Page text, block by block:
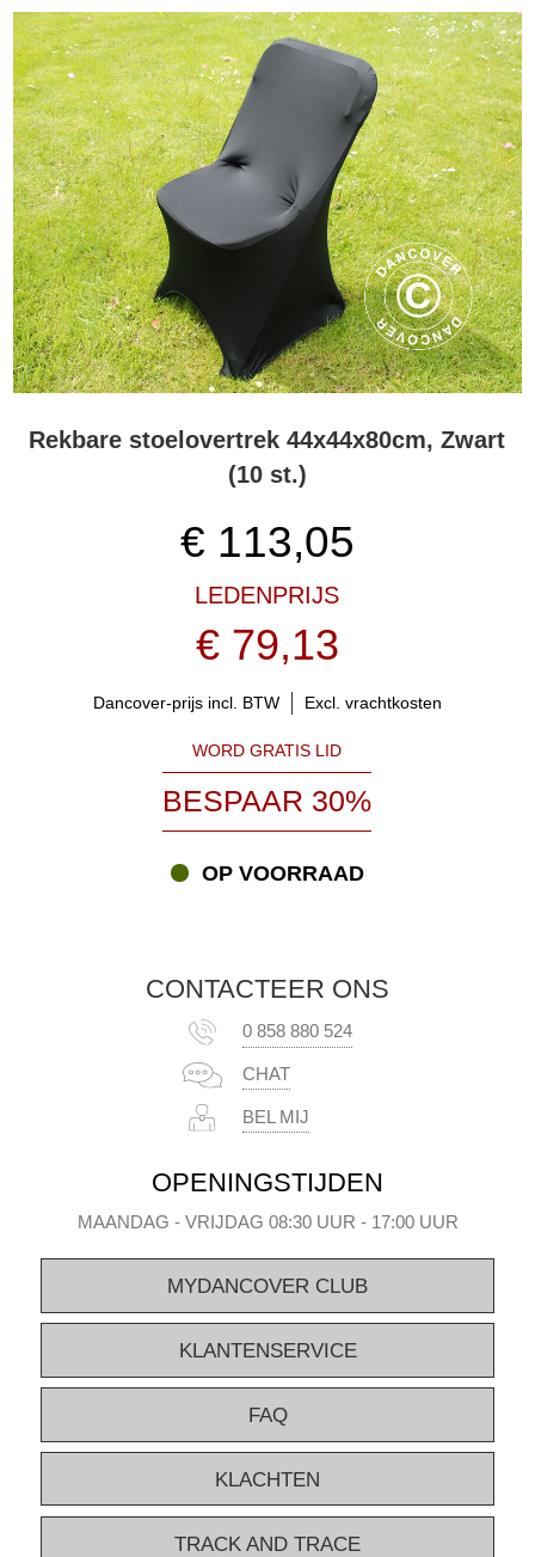
Rekbare stoelovertrek 44x44x80cm, Zwart
(10 st.)
€ 113,05
LEDENPRIJS
€ 79,13
Dancover-prijs incl. BTW Excl. vrachtkosten
WORD GRATIS LID
BESPAAR 30%
OP VOORRAAD
CONTACTEER ONS
0 858 880 524
CHAT
BEL MIJ
OPENINGSTIJDEN
MAANDAG - VRIJDAG 08:30 UUR - 17:00 UUR
MYDANCOVER CLUB
KLANTENSERVICE
FAQ
KLACHTEN
TRACK AND TRACE